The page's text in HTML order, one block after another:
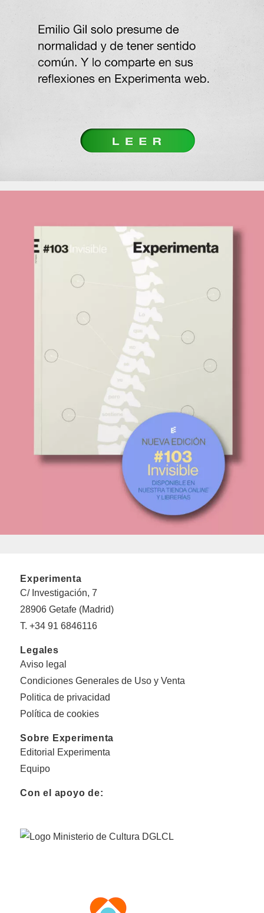
Experimenta
C/ Investigación, 7
28906 Getafe (Madrid)
T. +34 91 6846116
Legales
Aviso legal
Condiciones Generales de Uso y Venta
Politica de privacidad
Política de cookies
Sobre Experimenta
Editorial Experimenta
Equipo
Con el apoyo de: